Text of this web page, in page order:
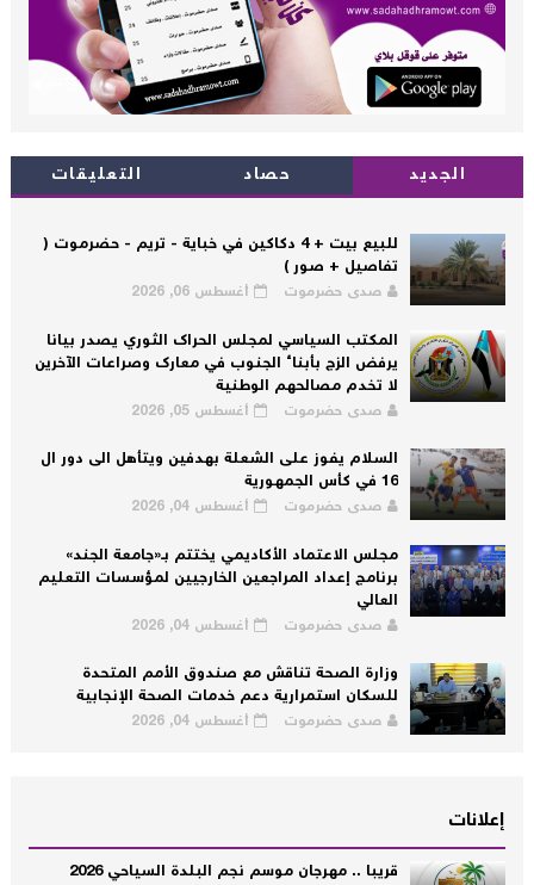
الجديد حصاد التعليقات
للبيع بيت + 4 دكاكين في خباية - تريم - حضرموت (
تفاصيل + صور )
صدى حضرموت أغسطس 06, 2026
المكتب السياسي لمجلس الحراك الثوري يصدر بيانا
يرفض الزج بأبناء الجنوب في معارك وصراعات الآخرين
لا تخدم مصالحهم الوطنية
صدى حضرموت أغسطس 05, 2026
السلام يفوز على الشعلة بهدفين ويتأهل الى دور ال
16 في كأس الجمهورية
صدى حضرموت أغسطس 04, 2026
مجلس الاعتماد الأكاديمي يختتم بـ«جامعة الجند»
برنامج إعداد المراجعين الخارجيين لمؤسسات التعليم
العالي
صدى حضرموت أغسطس 04, 2026
وزارة الصحة تناقش مع صندوق الأمم المتحدة
للسكان استمرارية دعم خدمات الصحة الإنجابية
صدى حضرموت أغسطس 04, 2026
إعلانات
قريبا .. مهرجان موسم نجم البلدة السياحي 2026